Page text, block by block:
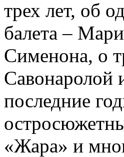
трех лет, об
балета –
Сименона, о
последние
«Жара» и